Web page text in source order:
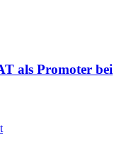
als Promoter bei